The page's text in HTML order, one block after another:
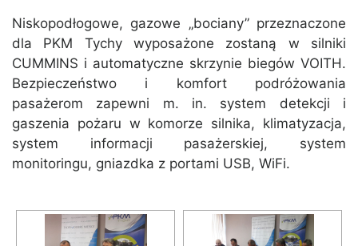
Niskopodłogowe, gazowe „bociany” przeznaczone
dla PKM Tychy wyposażone zostaną w silniki
CUMMINS i automatyczne skrzynie biegów VOITH.
Bezpieczeństwo i komfort podróżowania
pasażerom zapewni m. in. system detekcji i
gaszenia pożaru w komorze silnika, klimatyzacja,
system informacji pasażerskiej, system
monitoringu, gniazdka z portami USB, WiFi.